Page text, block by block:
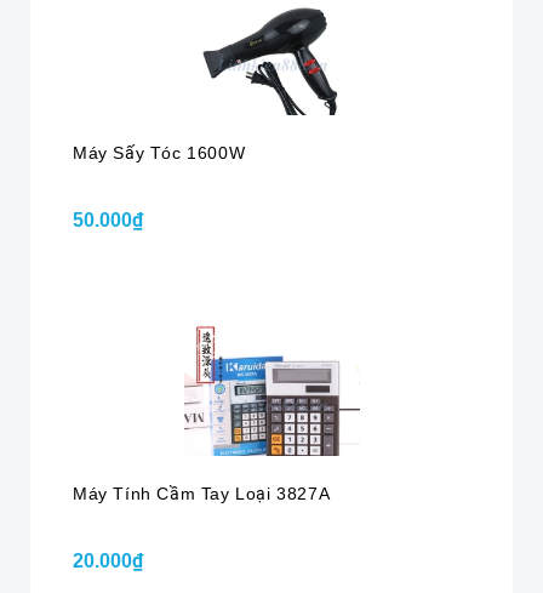
Máy Sấy Tóc 1600W
50.000₫
Máy Tính Cầm Tay Loại 3827A
20.000₫